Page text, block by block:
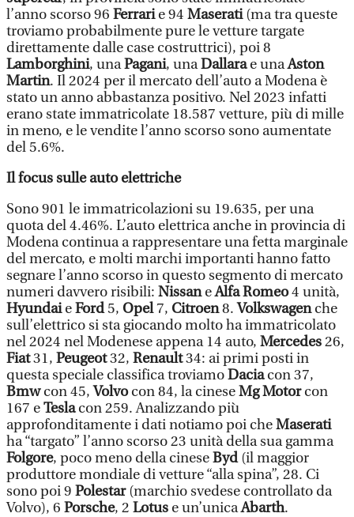
l’anno scorso 96 Ferrarie 94 Maserati(ma tra queste
troviamo probabilmente pure le vetture targate
direttamente dalle case costruttrici), poi 8
Lamborghini, unaPagani, unaDallarae unaAston
Martin. Il 2024 per il mercato dell’auto a Modena è
stato un anno abbastanza positivo. Nel 2023 infatti
erano state immatricolate 18.587 vetture, più di mille
in meno, e le vendite l’anno scorso sono aumentate
del 5.6%.
Il focus sulle auto elettriche
Sono 901 le immatricolazioni su 19.635, per una
quota del 4.46%. L’auto elettrica anche in provincia di
Modena continua a rappresentare una fetta marginale
del mercato, e molti marchi importanti hanno fatto
segnare l’anno scorso in questo segmento di mercato
numeri davvero risibili: NissaneAlfa Romeo4 unità,
HyundaieFord5, Opel7, Citroen8.Volkswagenche
sull’elettrico si sta giocando molto ha immatricolato
nel 2024 nel Modenese appena 14 auto, Mercedes26,
Fiat31, Peugeot32, Renault34: ai primi posti in
questa speciale classifica troviamoDaciacon 37,
Bmwcon 45,Volvocon 84, la cineseMg Motorcon
167 eTeslacon 259. Analizzando più
approfonditamente i dati notiamo poi cheMaserati
ha “targato” l’anno scorso 23 unità della sua gamma
Folgore, poco meno della cineseByd(il maggior
produttore mondiale di vetture “alla spina”, 28. Ci
sono poi 9 Polestar(marchio svedese controllato da
Volvo), 6 Porsche, 2 Lotus e un’unicaAbarth.